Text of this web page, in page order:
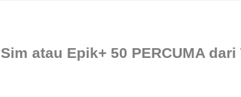
atau Epik+ 50 PERCUMA